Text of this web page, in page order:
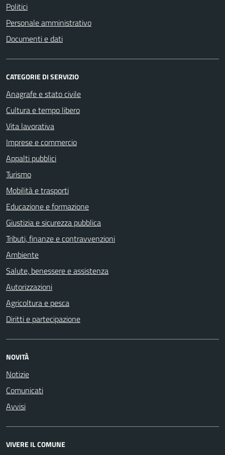
Politici
Personale amministrativo
Documenti e dati
CATEGORIE DI SERVIZIO
Anagrafe e stato civile
Cultura e tempo libero
Vita lavorativa
Imprese e commercio
Appalti pubblici
Turismo
Mobilità e trasporti
Educazione e formazione
Giustizia e sicurezza pubblica
Tributi, finanze e contravvenzioni
Ambiente
Salute, benessere e assistenza
Autorizzazioni
Agricoltura e pesca
Diritti e partecipazione
NOVITÀ
Notizie
Comunicati
Avvisi
VIVERE IL COMUNE